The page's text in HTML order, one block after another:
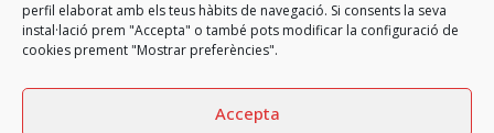
perfil elaborat amb els teus hàbits de navegació. Si consents la seva
instal·lació prem "Accepta" o també pots modificar la configuració de
cookies prement "Mostrar preferències".
Accepta
GARCIA FAURA, SL2026 - All rights reserved